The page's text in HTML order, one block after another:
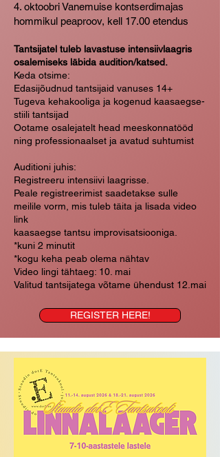
4. oktoobri Vanemuise kontserdimajas
hommikul peaproov, kell 17.00 etendus
Tantsijatel tuleb lavastuse intensiivlaagris
osalemiseks läbida audition/katsed.
Keda otsime:
Edasijõudnud tantsijaid vanuses 14+
Tugeva kehakooliga ja kogenud kaasaegse-
stiili tantsijad
Ootame osalejatelt head meeskonnatööd
ning professionaalset ja avatud suhtumist
Auditioni juhis:
Registreeru intensiivi laagrisse.
Peale registreerimist saadetakse sulle
meilile vorm, mis tuleb täita ja lisada video
link
kaasaegse tantsu improvisatsiooniga.
*kuni 2 minutit
*kogu keha peab olema nähtav
Video lingi tähtaeg: 10. mai
Valitud tantsijatega võtame ühendust 12.mai
REGISTER HERE!